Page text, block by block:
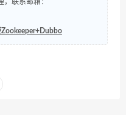
联系邮箱：